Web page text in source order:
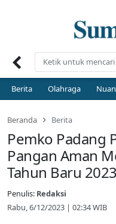
Berita Olahraga
Beranda Berita
Pemko Padang
Pangan Aman
Tahun Baru 2023
Penulis: Redaksi
Rabu, 6/12/2023 | 02:34 WIB